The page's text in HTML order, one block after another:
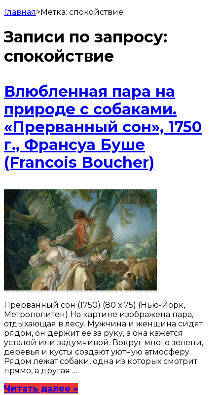
Главная>Метка: спокойствие
Записи по запросу:
спокойствие
Влюбленная пара на
природе с собаками.
«Прерванный сон», 1750
г., Франсуа Буше
(Francois Boucher)
Прерванный сон (1750) (80 х 75) (Нью-Йорк,
Метрополитен) На картине изображена пара,
отдыхающая в лесу. Мужчина и женщина сидят
рядом, он держит ее за руку, а она кажется
усталой или задумчивой. Вокруг много зелени,
деревья и кусты создают уютную атмосферу.
Рядом лежат собаки, одна из которых смотрит
прямо, а другая …
Читать далее »